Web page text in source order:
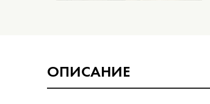
ОПИСАНИЕ